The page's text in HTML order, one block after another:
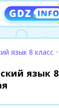
язык 8 класс •
язык